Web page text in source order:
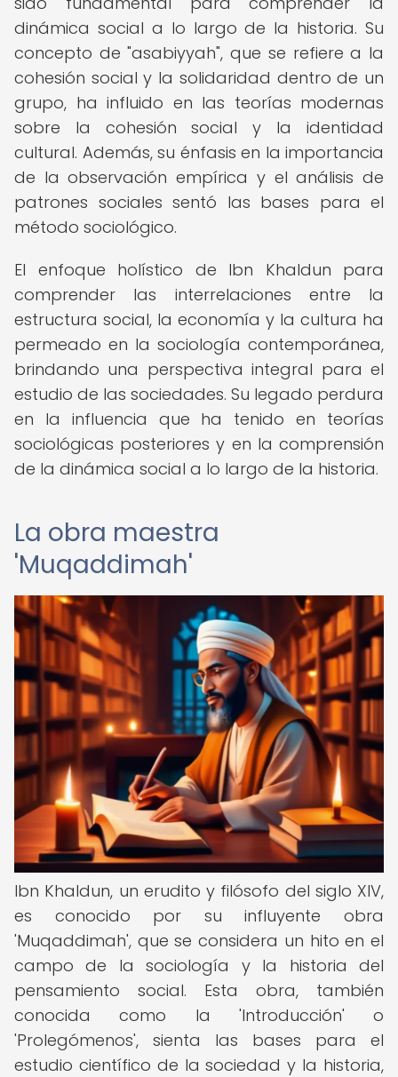
dinámica social a lo largo de la historia. Su
concepto de "asabiyyah", que se refiere a la
cohesión social y la solidaridad dentro de un
grupo, ha influido en las teorías modernas
sobre la cohesión social y la identidad
cultural. Además, su énfasis en la importancia
de la observación empírica y el análisis de
patrones sociales sentó las bases para el
método sociológico.
El enfoque holístico de Ibn Khaldun para
comprender las interrelaciones entre la
estructura social, la economía y la cultura ha
permeado en la sociología contemporánea,
brindando una perspectiva integral para el
estudio de las sociedades. Su legado perdura
en la influencia que ha tenido en teorías
sociológicas posteriores y en la comprensión
de la dinámica social a lo largo de la historia.
La obra maestra
'Muqaddimah'
Ibn Khaldun, un erudito y filósofo del siglo XIV,
es conocido por su influyente obra
'Muqaddimah', que se considera un hito en el
campo de la sociología y la historia del
pensamiento social. Esta obra, también
conocida como la 'Introducción' o
'Prolegómenos', sienta las bases para el
estudio científico de la sociedad y la historia,